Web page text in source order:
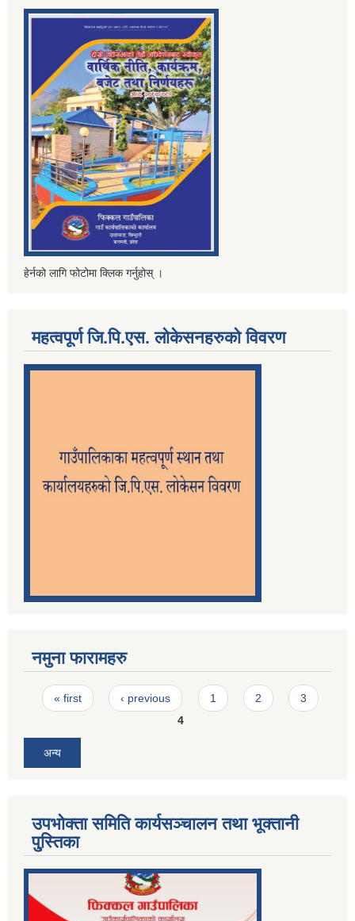
हेर्नको लागि फोटोमा क्लिक गर्नुहोस् ।
महत्वपूर्ण जि.पि.एस. लोकेसनहरुको विवरण
नमुना फारामहरु
Pages
« first ‹ previous 1 2
3
4
अन्य
उपभोक्ता समिति कार्यसञ्चालन तथा भूक्तानी
पु्स्तिका